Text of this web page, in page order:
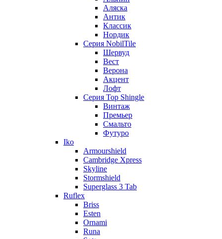
Аляска
Антик
Классик
Нордик
Серия NobilTile
Шервуд
Вест
Верона
Акцент
Лофт
Серия Top Shingle
Винтаж
Премьер
Смальто
Футуро
Iko
Armourshield
Cambridge Xpress
Skyline
Stormshield
Superglass 3 Tab
Ruflex
Briss
Esten
Ornami
Runa